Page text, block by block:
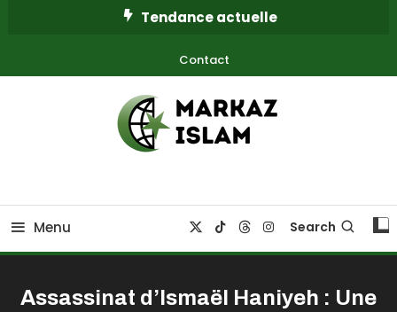
Tendance actuelle
Contact
Menu Search
Assassinat d’Ismaël Haniyeh : Une